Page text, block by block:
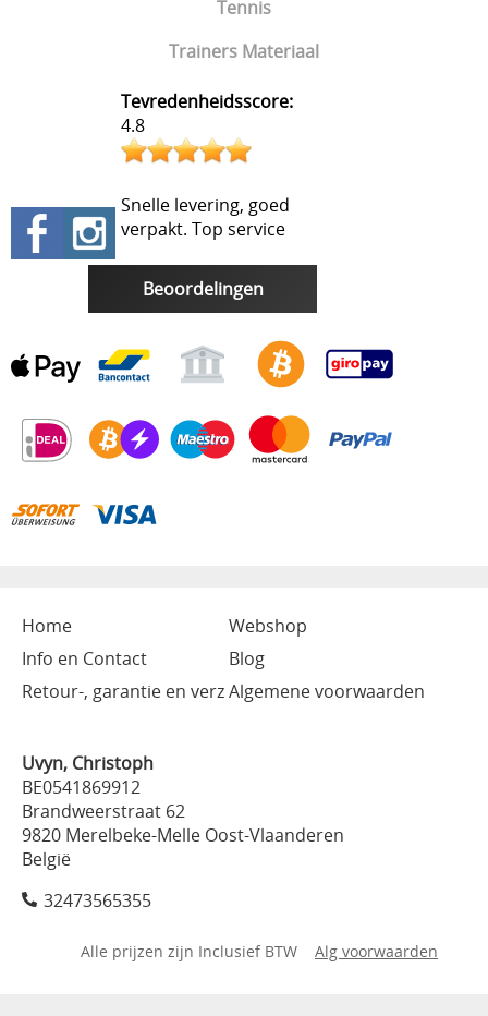
Tennis
Trainers Materiaal
Tevredenheidsscore:
4.8
Snelle levering, goed
verpakt. Top service
Beoordelingen
Home
Webshop
Info en Contact
Blog
Retour-, garantie en verzAlgemene voorwaarden
Uvyn, Christoph
BE0541869912
Brandweerstraat 62
9820 Merelbeke-Melle Oost-Vlaanderen
België
32473565355
Alle prijzen zijn Inclusief BTW Alg voorwaarden